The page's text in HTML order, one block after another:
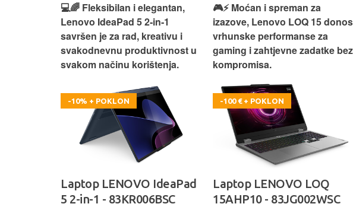
💻🌈 Fleksibilan i elegantan,
Lenovo IdeaPad 5 2‑in‑1
savršen je za rad, kreativu i
svakodnevnu produktivnost u
svakom načinu korištenja.
-10% + POKLON
Laptop LENOVO IdeaPad
5 2-in-1 - 83KR006BSC
🎮⚡ Moćan i spreman za
izazove, Lenovo LOQ 15
vrhunske performanse za
gaming i zahtjevne zadatke bez
kompromisa.
-100 € + POKLON
Laptop LENOVO LOQ
15AHP10 - 83JG002WSC